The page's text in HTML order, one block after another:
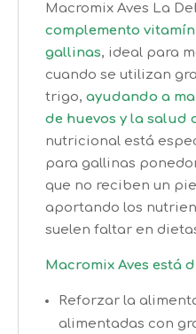
Macromix Aves La
complemento
gallinas, ideal para
cuando se utilizan
trigo, ayudando a
de huevos y la salud
nutricional está
para gallinas
que no reciben un
aportando los
suelen faltar en
Macromix Aves está
Reforzar la
alimentadas con